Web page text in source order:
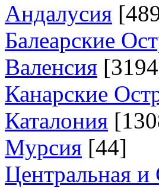
Андалусия
Балеарские
Валенсия
Канарские
Каталония
Мурсия [44]
Центральная